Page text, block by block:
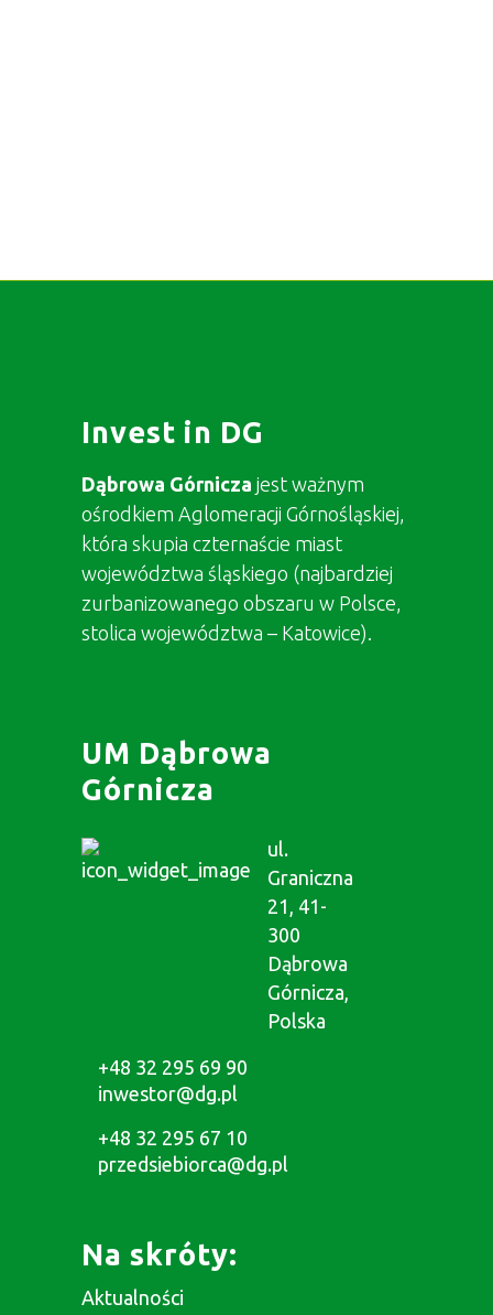
Invest in DG
Dąbrowa Górnicza jest ważnym
ośrodkiem Aglomeracji Górnośląskiej,
która skupia czternaście miast
województwa śląskiego (najbardziej
zurbanizowanego obszaru w Polsce,
stolica województwa – Katowice).
UM Dąbrowa
Górnicza
ul.
Graniczna
21, 41-
300
Dąbrowa
Górnicza,
Polska
+48 32 295 69 90
inwestor@dg.pl
+48 32 295 67 10
przedsiebiorca@dg.pl
Na skróty:
Aktualności